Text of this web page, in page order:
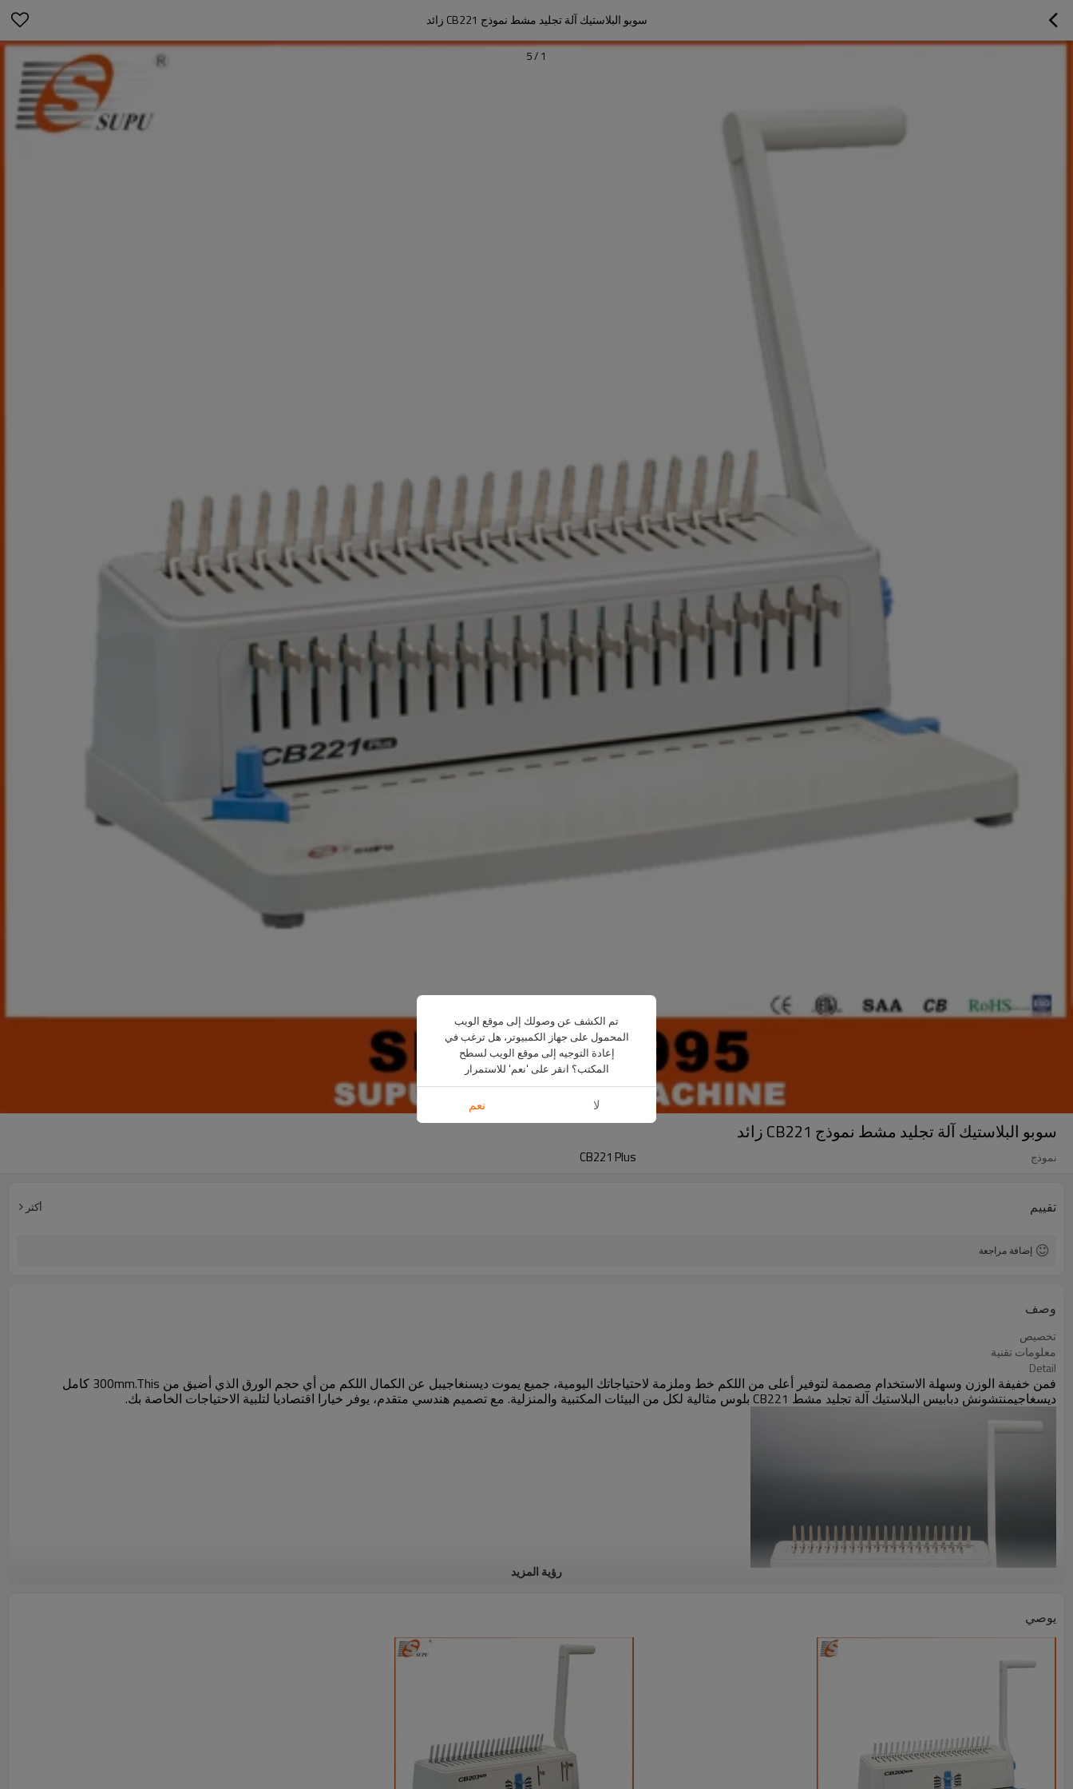
سوبو البلاستيك آلة تجليد مشط نموذج CB221 زائد
1
/
5
سوبو البلاستيك آلة تجليد مشط نموذج CB221 زائد
نموذج CB221 Plus
تقييم أكثر
إضافة مراجعة
وصف
تخصيص
معلومات تقنية
Detail
فمن خفيفة الوزن وسهلة الاستخدام مصممة لتوفير أعلى من اللكم خط وملزمة لاحتياجاتك اليومية، جميع يموت ديسنغاجيبل عن الكمال اللكم من أي حجم الورق الذي أضيق من 300mm.This كامل
ديسغاجيمنتشونش دبابيس البلاستيك آلة تجليد مشط CB221 بلوس مثالية لكل من البيئات المكتبية والمنزلية. مع تصميم هندسي متقدم، يوفر خيارا اقتصاديا لتلبية الاحتياجات الخاصة بك.
لكمة تصل إلى 15 ورقة في كل مرة
حاوية النفايات عالية السعة تتطلب إفراغ أقل كثيرا
البعد آلة (مم): 400x239x340
رؤية المزيد
يوصي
تم الكشف عن وصولك إلى موقع الويب
المحمول على جهاز الكمبيوتر، هل ترغب في
إعادة التوجيه إلى موقع الويب لسطح
المكتب؟ انقر على 'نعم' للاستمرار
لا نعم